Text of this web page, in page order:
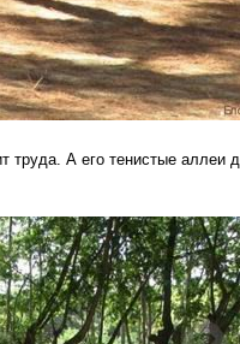
труда. А его тенистые аллеи